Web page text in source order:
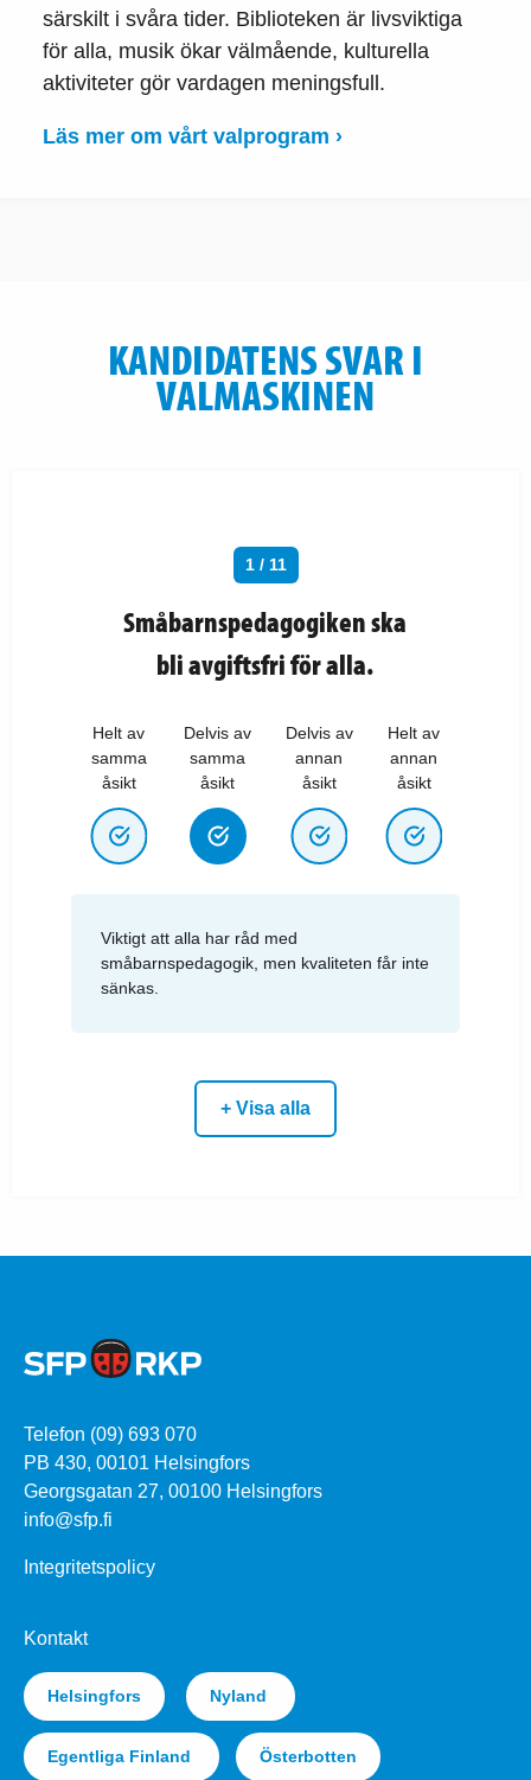
särskilt i svåra tider. Biblioteken är livsviktiga
för alla, musik ökar välmående, kulturella
aktiviteter gör vardagen meningsfull.
Läs mer om vårt valprogram ›
KANDIDATENS SVAR I
VALMASKINEN
1 / 11
Småbarnspedagogiken ska
bli avgiftsfri för alla.
Helt av
samma
åsikt
Delvis av
samma
åsikt
Delvis av
annan
åsikt
Helt av
annan
åsikt
Viktigt att alla har råd med
småbarnspedagogik, men kvaliteten får inte
sänkas.
+ Visa alla
Telefon (09) 693 070
PB 430, 00101 Helsingfors
Georgsgatan 27, 00100 Helsingfors
info@sfp.fi
Integritetspolicy
Kontakt
Helsingfors Nyland
Egentliga Finland Österbotten